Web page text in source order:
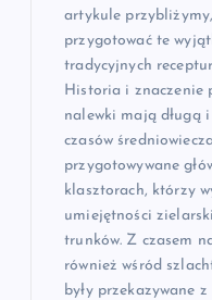
artykule
przygotować te
tradycyjnych
Historia i znaczenie
nalewki mają długą
czasów
przygotowywane
klasztorach, którzy
umiejętności
trunków. Z czasem
również wśród
były przekazywane